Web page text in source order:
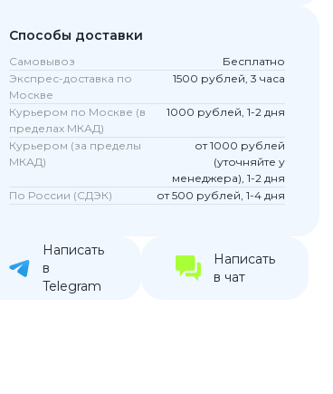
Способы доставки
Самовывоз
Бесплатно
Экспрес-доставка по
Москве
1500 рублей, 3 часа
Курьером по Москве (в
пределах МКАД)
1000 рублей, 1-2 дня
Курьером (за пределы
МКАД)
от 1000 рублей
(уточняйте у
менеджера), 1-2 дня
По России (СДЭК)
от 500 рублей, 1-4 дня
Написать
в
Telegram
Написать
в чат